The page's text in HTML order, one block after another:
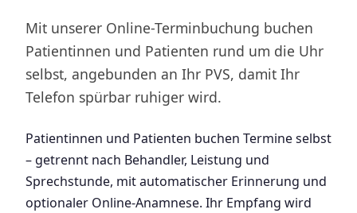
Mit unserer Online-Terminbuchung buchen
Patientinnen und Patienten rund um die Uhr
selbst, angebunden an Ihr PVS, damit Ihr
Telefon spürbar ruhiger wird.
Patientinnen und Patienten buchen Termine selbst
– getrennt nach Behandler, Leistung und
Sprechstunde, mit automatischer Erinnerung und
optionaler Online-Anamnese. Ihr Empfang wird